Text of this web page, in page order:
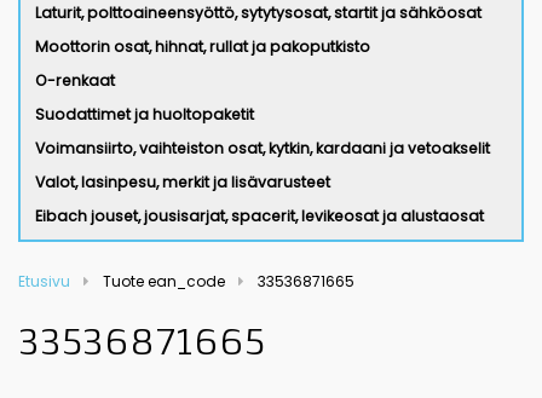
Laturit, polttoaineensyöttö, sytytysosat, startit ja sähköosat
Moottorin osat, hihnat, rullat ja pakoputkisto
O-renkaat
Suodattimet ja huoltopaketit
Voimansiirto, vaihteiston osat, kytkin, kardaani ja vetoakselit
Valot, lasinpesu, merkit ja lisävarusteet
Eibach jouset, jousisarjat, spacerit, levikeosat ja alustaosat
Etusivu Tuote ean_code 33536871665
33536871665